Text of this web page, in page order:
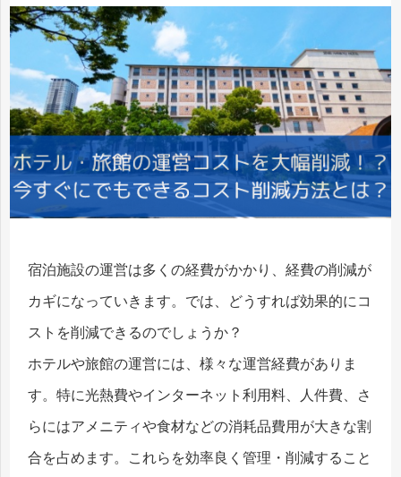
宿泊施設の運営は多くの経費がかかり、経費の削減が
カギになっていきます。では、どうすれば効果的にコ
ストを削減できるのでしょうか？
ホテルや旅館の運営には、様々な運営経費がありま
す。特に光熱費やインターネット利用料、人件費、さ
らにはアメニティや食材などの消耗品費用が大きな割
合を占めます。これらを効率良く管理・削減すること